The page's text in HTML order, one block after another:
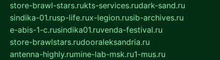
store-brawl-stars.rukts-services.rudark-sand.ru
sindika-01.rusp-life.rux-legion.rusib-archives.ru
e-abis-1-c.rusindika01.ruvenda-festival.ru
store-brawlstars.rudooraleksandria.ru
antenna-highly.rumine-lab-msk.ru1-mus.ru